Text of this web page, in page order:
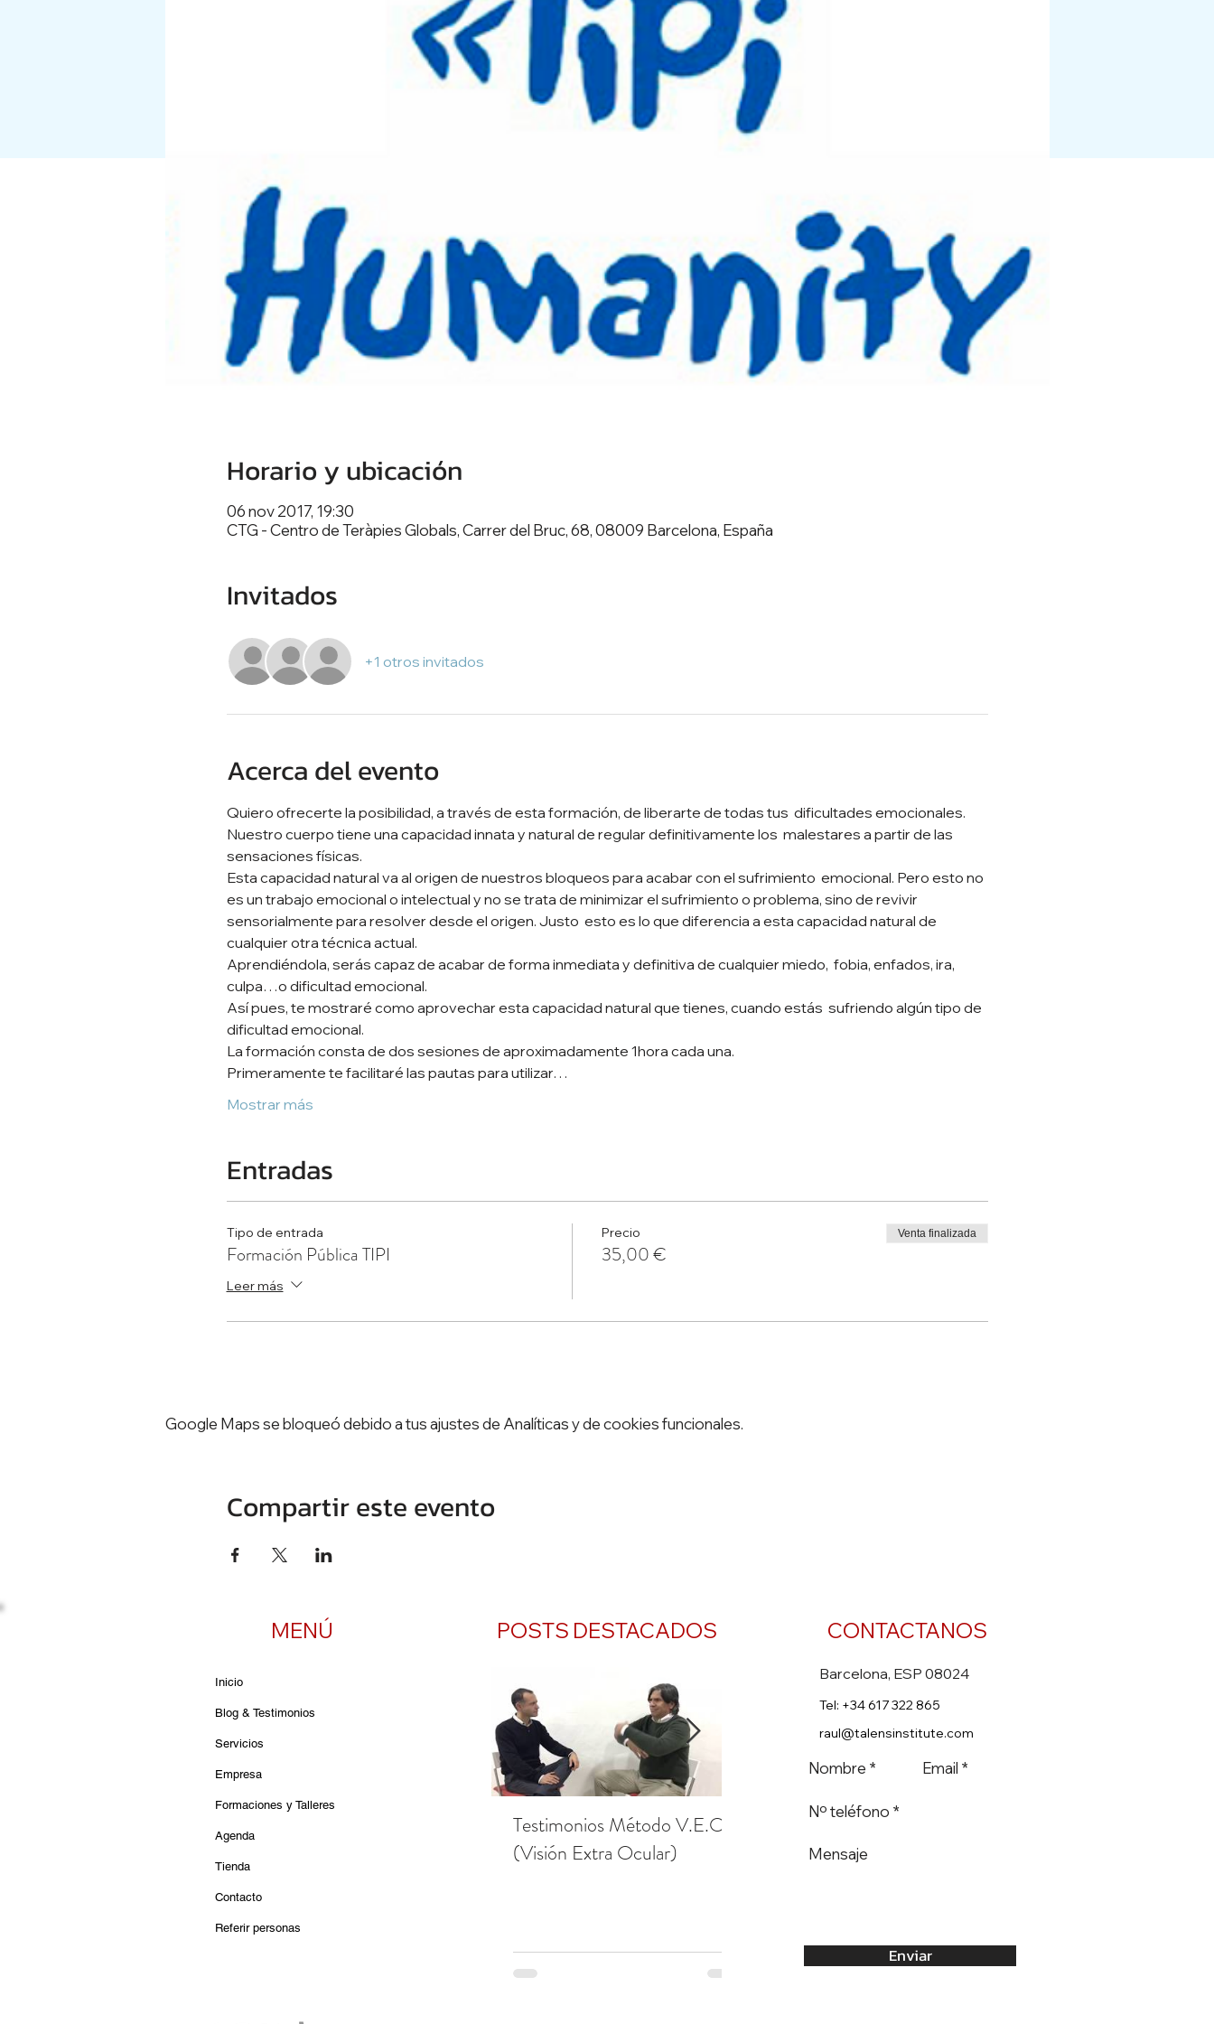
Horario y ubicación
06 nov 2017, 19:30
CTG - Centro de Teràpies Globals, Carrer del Bruc, 68, 08009 Barcelona, España
Invitados
+1 otros invitados
Acerca del evento
Quiero ofrecerte la posibilidad, a través de esta formación, de liberarte de todas tus  dificultades emocionales.
Nuestro cuerpo tiene una capacidad innata y natural de regular definitivamente los  malestares a partir de las
sensaciones físicas.
Esta capacidad natural va al origen de nuestros bloqueos para acabar con el sufrimiento  emocional. Pero esto no
es un trabajo emocional o intelectual y no se trata de minimizar el sufrimiento o problema, sino de revivir
sensorialmente para resolver desde el origen. Justo  esto es lo que diferencia a esta capacidad natural de
cualquier otra técnica actual.
Aprendiéndola, serás capaz de acabar de forma inmediata y definitiva de cualquier miedo,  fobia, enfados, ira,
Así pues, te mostraré como aprovechar esta capacidad natural que tienes, cuando estás  sufriendo algún tipo de
dificultad emocional.
Primeramente te facilitaré las pautas para utilizar…
Mostrar más
Entradas
Tipo de entrada
Formación Pública TIPI
Leer más
Precio
35,00 €
Venta finalizada
Google Maps se bloqueó debido a tus ajustes de Analíticas y de cookies funcionales.
Compartir este evento
MENÚ
Inicio
Blog & Testimonios
Servicios
Empresa
Formaciones y Talleres
Agenda
Tienda
Contacto
Referir personas
POSTS DESTACADOS
Testimonios Método V.E.O.
(Visión Extra Ocular)
Testimonio Psicóloga Laura
Redonda sobre el Método
CONTACTANOS
Barcelona, ESP 08024
Tel: +34 617 322 865
raul@talensinstitute.com
Enviar